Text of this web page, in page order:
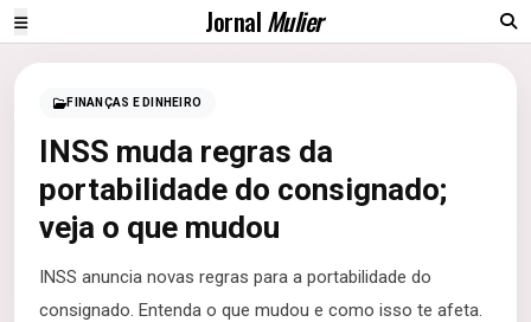
JornalMulier
FINANÇAS E DINHEIRO
INSS muda regras da
portabilidade do consignado;
veja o que mudou
INSS anuncia novas regras para a portabilidade do
consignado. Entenda o que mudou e como isso te afeta.